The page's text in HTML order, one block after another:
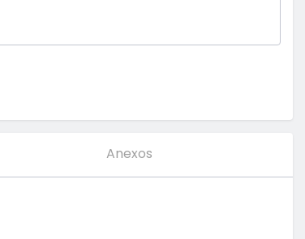
Anexos